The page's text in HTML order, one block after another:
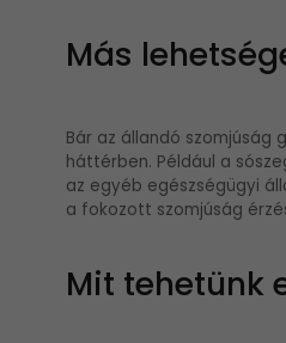
Más
Bár az állandó szomjúság
háttérben. Például a
az egyéb egészségügyi
a fokozott szomjúság
Mit tehetünk